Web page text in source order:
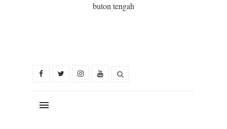
buton tengah